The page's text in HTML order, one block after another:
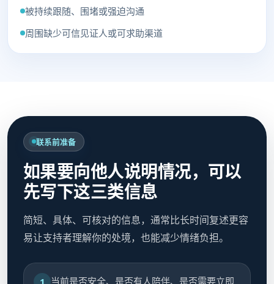
被持续跟随、围堵或强迫沟通
周围缺少可信见证人或可求助渠道
联系前准备
如果要向他人说明情况，可以
先写下这三类信息
简短、具体、可核对的信息，通常比长时间复述更容
易让支持者理解你的处境，也能减少情绪负担。
1 当前是否安全、是否有人陪伴、是否需要立即